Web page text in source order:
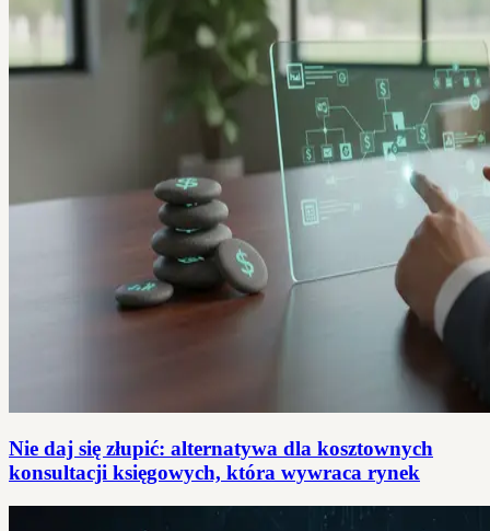
Nie daj się złupić: alternatywa dla kosztownych
konsultacji księgowych, która wywraca rynek